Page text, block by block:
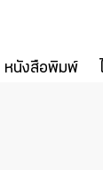
หนังสือพิมพ์